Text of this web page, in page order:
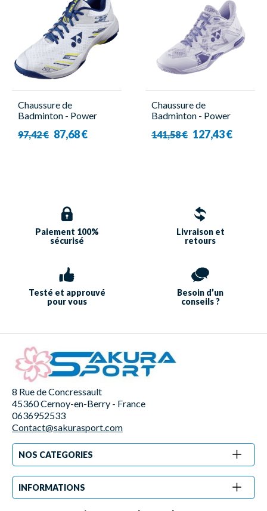
Chaussure de
Badminton - Power
Marine - Homme -
97,42 € 87,68 €
Chaussure de
Badminton - Power
Violet - Femme - Yonex
141,58 € 127,43 €
Paiement 100%
sécurisé
Livraison et
retours
Testé et approuvé
pour vous
Besoin d’un
conseils ?
8 Rue de Concressault
45360 Cernoy-en-Berry - France
0636952533
Contact@sakurasport.com
NOS CATEGORIES
INFORMATIONS